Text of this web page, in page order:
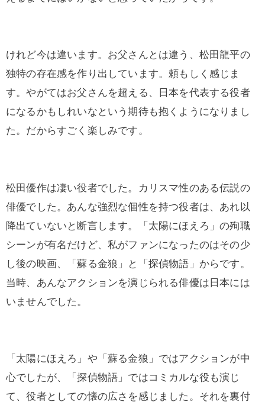
けれど今は違います。お父さんとは違う、松田龍平の
独特の存在感を作り出しています。頼もしく感じま
す。やがてはお父さんを超える、日本を代表する役者
になるかもしれいなという期待も抱くようになりまし
た。だからすごく楽しみです。
松田優作は凄い役者でした。カリスマ性のある伝説の
俳優でした。あんな強烈な個性を持つ役者は、あれ以
降出ていないと断言します。「太陽にほえろ」の殉職
シーンが有名だけど、私がファンになったのはその少
し後の映画、「蘇る金狼」と「探偵物語」からです。
当時、あんなアクションを演じられる俳優は日本には
いませんでした。
「太陽にほえろ」や「蘇る金狼」ではアクションが中
心でしたが、「探偵物語」ではコミカルな役も演じ
て、役者としての懐の広さを感じました。それを裏付